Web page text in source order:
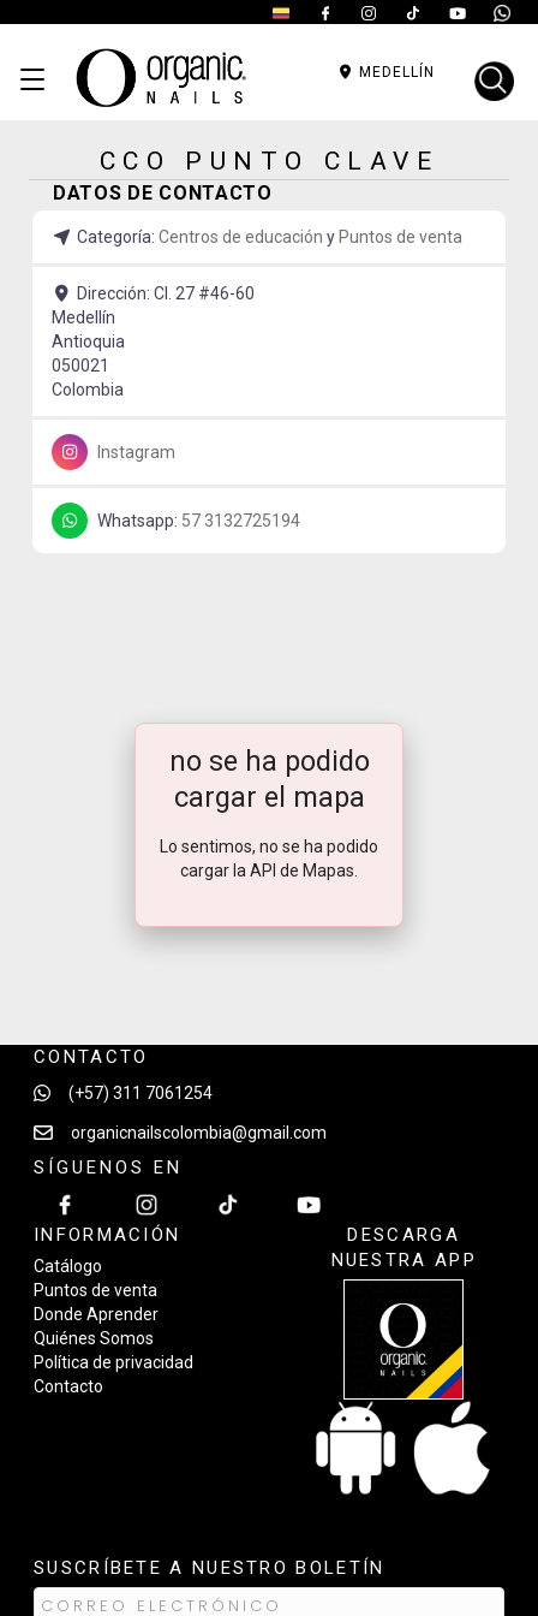
MEDELLÍN
CCO PUNTO CLAVE
DATOS DE CONTACTO
Categoría: Centros de educación y Puntos de venta
Dirección: Cl. 27 #46-60
Medellín
Antioquia
050021
Colombia
Instagram
Whatsapp: 57 3132725194
no se ha podido
cargar el mapa
Lo sentimos, no se ha podido
cargar la API de Mapas.
CONTACTO
(+57) 311 7061254
organicnailscolombia@gmail.com
SÍGUENOS EN
INFORMACIÓN
Catálogo
Puntos de venta
Donde Aprender
Quiénes Somos
Política de privacidad
Contacto
DESCARGA
NUESTRA APP
SUSCRÍBETE A NUESTRO BOLETÍN